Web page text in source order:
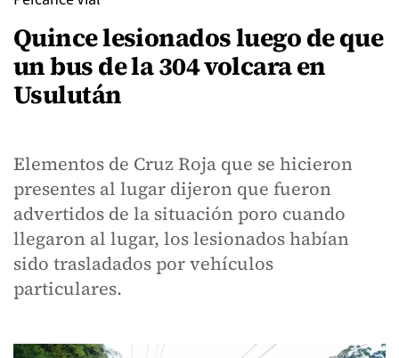
Quince lesionados luego de que
un bus de la 304 volcara en
Usulután
Elementos de Cruz Roja que se hicieron
presentes al lugar dijeron que fueron
advertidos de la situación poro cuando
llegaron al lugar, los lesionados habían
sido trasladados por vehículos
particulares.